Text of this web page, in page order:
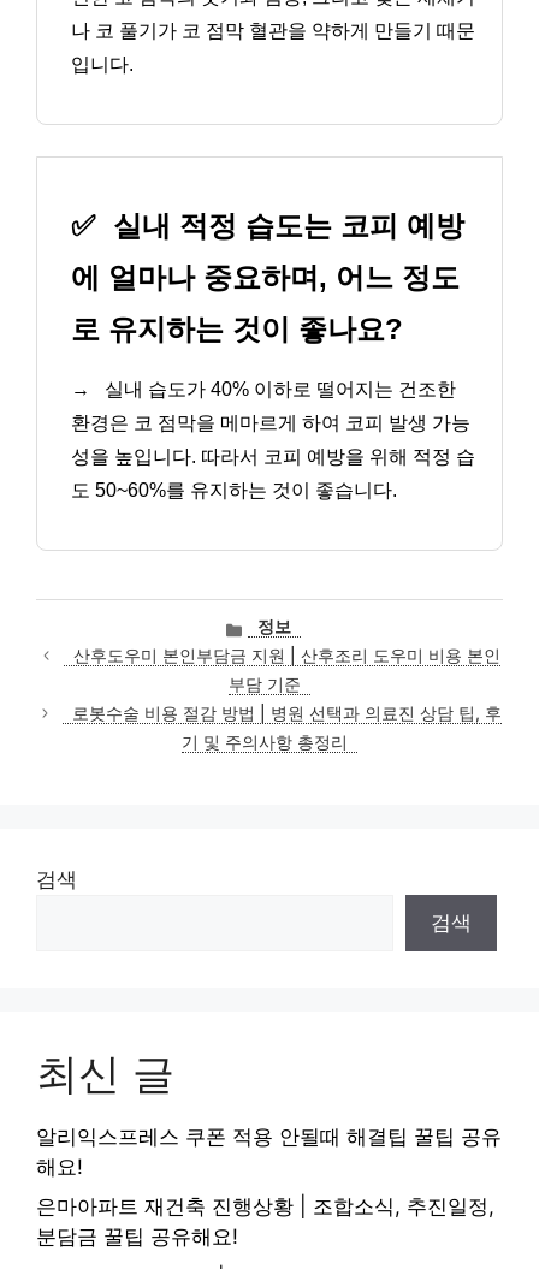
나 코 풀기가 코 점막 혈관을 약하게 만들기 때문
입니다.
✅ 실내 적정 습도는 코피 예방
에 얼마나 중요하며, 어느 정도
로 유지하는 것이 좋나요?
→
실내 습도가 40% 이하로 떨어지는 건조한
환경은 코 점막을 메마르게 하여 코피 발생 가능
성을 높입니다. 따라서 코피 예방을 위해 적정 습
도 50~60%를 유지하는 것이 좋습니다.
카
테
고
리
정보
산후도우미 본인부담금 지원 | 산후조리 도우미 비용 본인
부담 기준
로봇수술 비용 절감 방법 | 병원 선택과 의료진 상담 팁, 후
기 및 주의사항 총정리
검색
검색
최신 글
알리익스프레스 쿠폰 적용 안될때 해결팁 꿀팁 공유
해요!
은마아파트 재건축 진행상황 | 조합소식, 추진일정,
분담금 꿀팁 공유해요!